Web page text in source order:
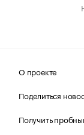
О проекте
Поделиться
Получить